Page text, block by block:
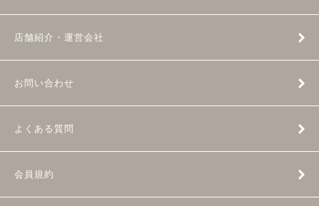
店舗紹介・運営会社
お問い合わせ
よくある質問
会員規約